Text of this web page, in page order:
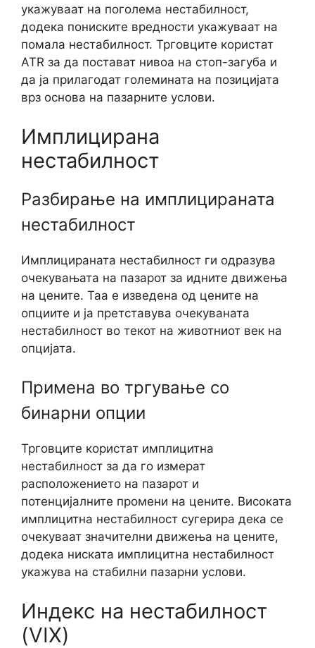
укажуваат на поголема нестабилност,
додека пониските вредности укажуваат на
помала нестабилност. Трговците користат
ATR за да постават нивоа на стоп-загуба и
да ја прилагодат големината на позицијата
врз основа на пазарните услови.
Имплицирана
нестабилност
Разбирање на имплицираната
нестабилност
Имплицираната нестабилност ги одразува
очекувањата на пазарот за идните движења
на цените. Таа е изведена од цените на
опциите и ја претставува очекуваната
нестабилност во текот на животниот век на
опцијата.
Примена во тргување со
бинарни опции
Трговците користат имплицитна
нестабилност за да го измерат
расположението на пазарот и
потенцијалните промени на цените. Високата
имплицитна нестабилност сугерира дека се
очекуваат значителни движења на цените,
додека ниската имплицитна нестабилност
укажува на стабилни пазарни услови.
Индекс на нестабилност
(VIX)